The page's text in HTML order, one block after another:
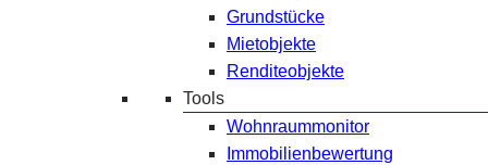
Grundstücke
Mietobjekte
Renditeobjekte
Tools
Wohnraummonitor
Immobilienbewertung